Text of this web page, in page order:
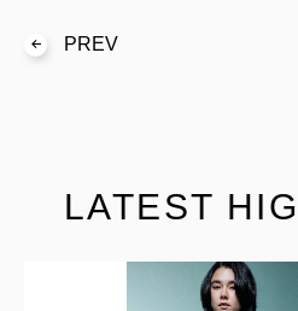
PREV
LATEST